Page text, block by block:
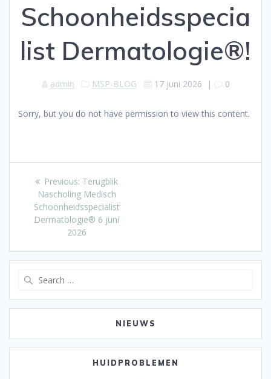
Schoonheidsspecia
list Dermatologie®!
admin MSP-BLOG 17 juni 2026 | 0
Sorry, but you do not have permission to view this content.
navigatie
Previous: Previous
post:
Terugblik
Nascholing Medisch
Schoonheidsspecialist
Dermatologie® 6 juni
2026
NIEUWS
HUIDPROBLEMEN